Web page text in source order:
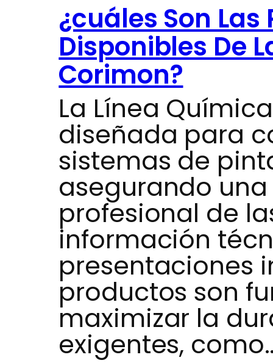
¿cuáles Son
Disponibles De
Corimon?
La Línea
diseñada para
sistemas de
asegurando
profesional de
información
presentaciones
productos son
maximizar la
exigentes,